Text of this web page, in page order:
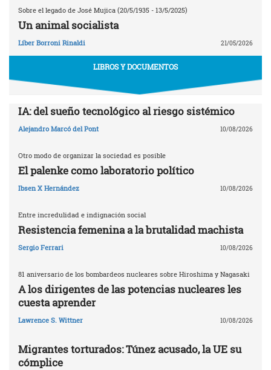
Sobre el legado de José Mujica (20/5/1935 - 13/5/2025)
Un animal socialista
Líber Borroni Rinaldi 21/05/2026
LIBROS Y DOCUMENTOS
IA: del sueño tecnológico al riesgo sistémico
Alejandro Marcó del Pont 10/08/2026
Otro modo de organizar la sociedad es posible
El palenke como laboratorio político
Ibsen X Hernández 10/08/2026
Entre incredulidad e indignación social
Resistencia femenina a la brutalidad machista
Sergio Ferrari 10/08/2026
81 aniversario de los bombardeos nucleares sobre Hiroshima y Nagasaki
A los dirigentes de las potencias nucleares les
cuesta aprender
Lawrence S. Wittner 10/08/2026
Migrantes torturados: Túnez acusado, la UE su
cómplice